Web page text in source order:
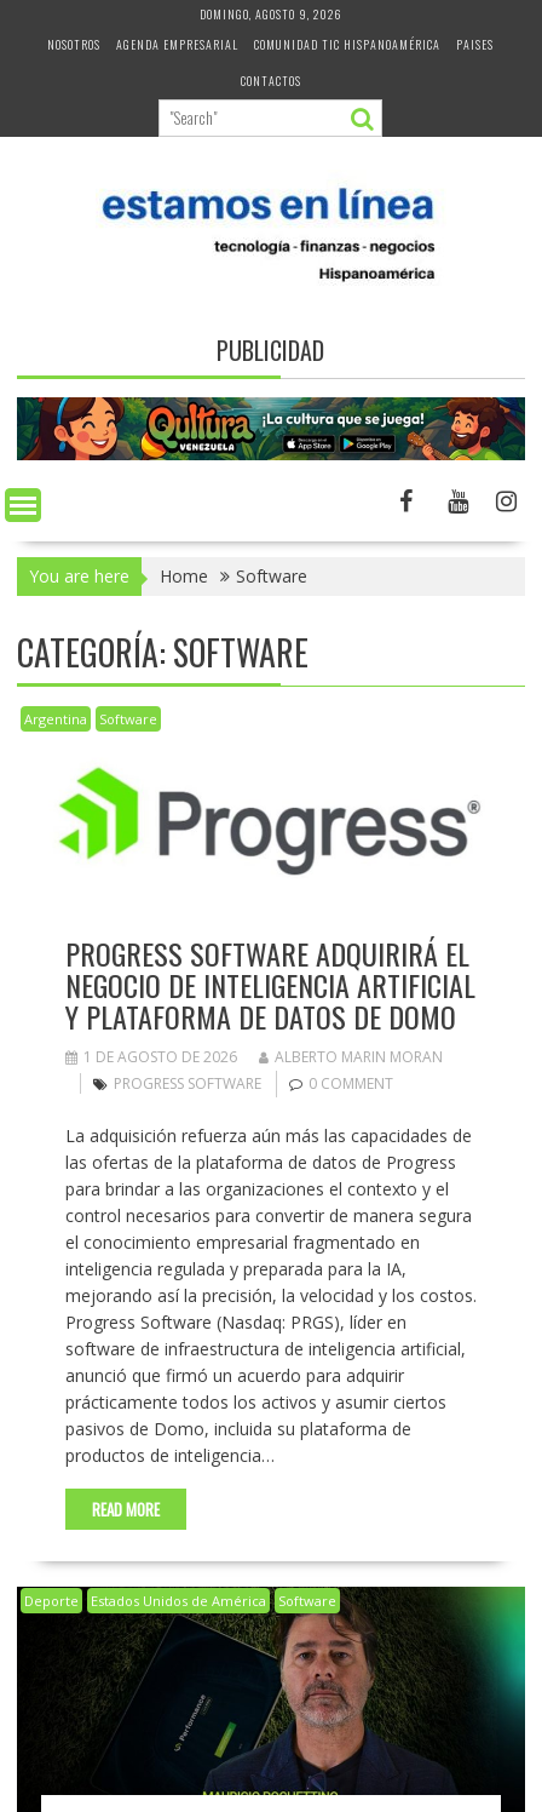
DOMINGO, AGOSTO 9, 2026
NOSOTROS
AGENDA EMPRESARIAL COMUNIDAD TIC HISPANOAMÉRICA
PAISES
CONTACTOS
PUBLICIDAD
You are here Home Software
CATEGORÍA:SOFTWARE
Argentina Software
PROGRESS SOFTWARE ADQUIRIRÁ EL
NEGOCIO DE INTELIGENCIA ARTIFICIAL
Y PLATAFORMA DE DATOS DE DOMO
1 DE AGOSTO DE 2026
ALBERTO MARIN MORAN
PROGRESS SOFTWARE
0 COMMENT
La adquisición refuerza aún más las capacidades de
las ofertas de la plataforma de datos de Progress
para brindar a las organizaciones el contexto y el
control necesarios para convertir de manera segura
el conocimiento empresarial fragmentado en
inteligencia regulada y preparada para la IA,
mejorando así la precisión, la velocidad y los costos.
Progress Software (Nasdaq: PRGS), líder en
software de infraestructura de inteligencia artificial,
anunció que firmó un acuerdo para adquirir
prácticamente todos los activos y asumir ciertos
pasivos de Domo, incluida su plataforma de
productos de inteligencia…
READ MORE
Deporte Estados Unidos de América Software